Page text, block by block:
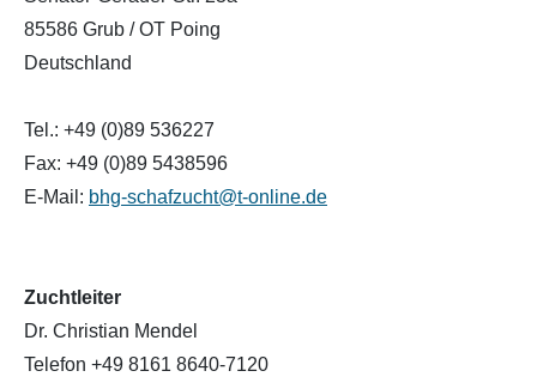
85586 Grub / OT Poing
Deutschland
Tel.: +49 (0)89 536227
Fax: +49 (0)89 5438596
E-Mail: bhg-schafzucht@t-online.de
Zuchtleiter
Dr. Christian Mendel
Telefon +49 8161 8640-7120
Formulare/Download
Preisrichter in Bayern
Neueinsteiger
Fachberater in Bayern
Walliser Schwarznasenschaf
Zwartbles
Landschaf
Rouge de Roussillon
Schwarzes Villnösser Schaf
Shetland